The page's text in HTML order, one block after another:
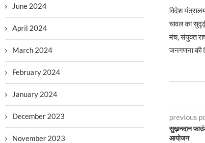
विदेश
चावल का
मंच, संयुक्त
जनगणना की
previous
सुख़नदान
आयोजन
June 2024
April 2024
March 2024
February 2024
January 2024
December 2023
November 2023